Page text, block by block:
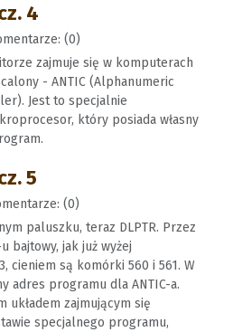
4
(0)
zajmuje się w komputerach
- ANTIC (Alphanumeric
Jest to specjalnie
który posiada własny
5
(0)
paluszku, teraz DLPTR. Przez
bajtowy, jak już wyżej
cieniem są komórki 560 i 561. W
adres programu dla ANTIC-a.
układem zajmującym się
specjalnego programu,